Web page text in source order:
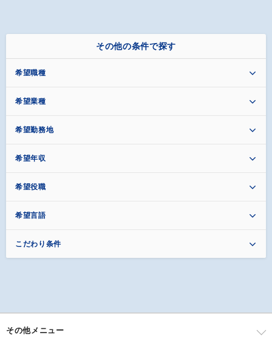
その他の条件で探す
希望職種
希望業種
希望勤務地
希望年収
希望役職
希望言語
こだわり条件
その他メニュー